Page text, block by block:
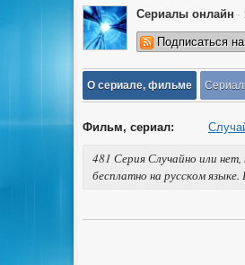
Сериалы онлайн ·
Подписаться
О сериале, фильме
Фильм, сериал:
481 Серия Случайно или
бесплатно на русском